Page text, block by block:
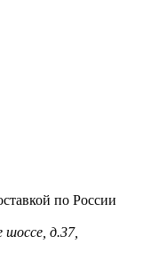
по России
шоссе, д.37,